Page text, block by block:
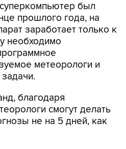
был
прошлого года, на
заработает только к
необходимо
метеорологи и
благодаря
смогут делать
не на 5 дней, как